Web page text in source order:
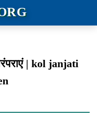
| kol janjati